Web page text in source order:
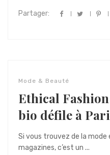
Partager:
Mode & Beauté
Ethical
bio défile à
Si vous trouvez de la mode
magazines, c’est un ...